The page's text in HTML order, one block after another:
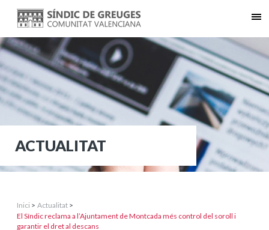
ACTUALITAT
Inici > Actualitat >
El Síndic reclama a l’Ajuntament de Montcada més control del soroll i
garantir el dret al descans